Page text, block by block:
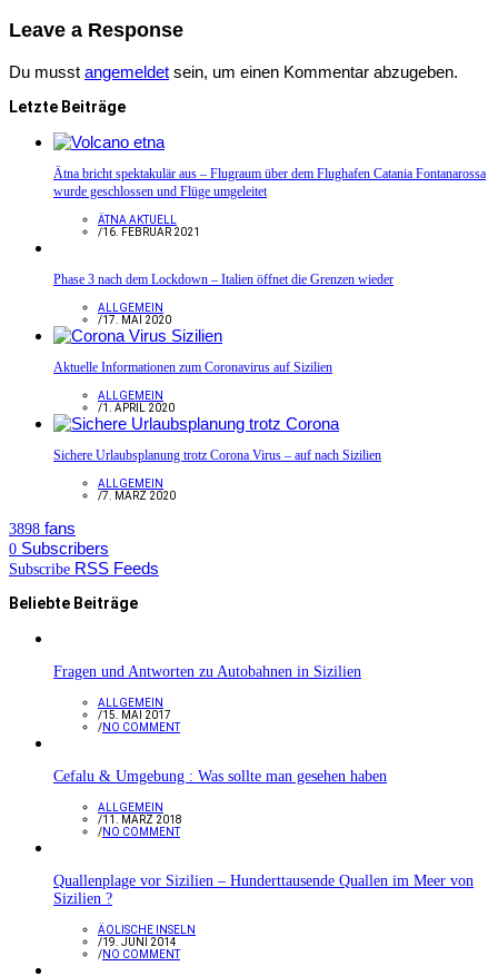
Leave a Response
Du musst angemeldet sein, um einen Kommentar abzugeben.
Letzte Beiträge
Ätna bricht spektakulär aus – Flugraum über dem Flughafen Catania Fontanarossa
wurde geschlossen und Flüge umgeleitet
ÄTNA AKTUELL
/16. FEBRUAR 2021
Phase 3 nach dem Lockdown – Italien öffnet die Grenzen wieder
ALLGEMEIN
/17. MAI 2020
Aktuelle Informationen zum Coronavirus auf Sizilien
ALLGEMEIN
/1. APRIL 2020
Sichere Urlaubsplanung trotz Corona Virus – auf nach Sizilien
ALLGEMEIN
/7. MÄRZ 2020
3898 fans
0 Subscribers
Subscribe RSS Feeds
Beliebte Beiträge
Fragen und Antworten zu Autobahnen in Sizilien
ALLGEMEIN
/15. MAI 2017
/NO COMMENT
Cefalu & Umgebung : Was sollte man gesehen haben
ALLGEMEIN
/11. MÄRZ 2018
/NO COMMENT
Quallenplage vor Sizilien – Hunderttausende Quallen im Meer von
Sizilien ?
ÄOLISCHE INSELN
/19. JUNI 2014
/NO COMMENT